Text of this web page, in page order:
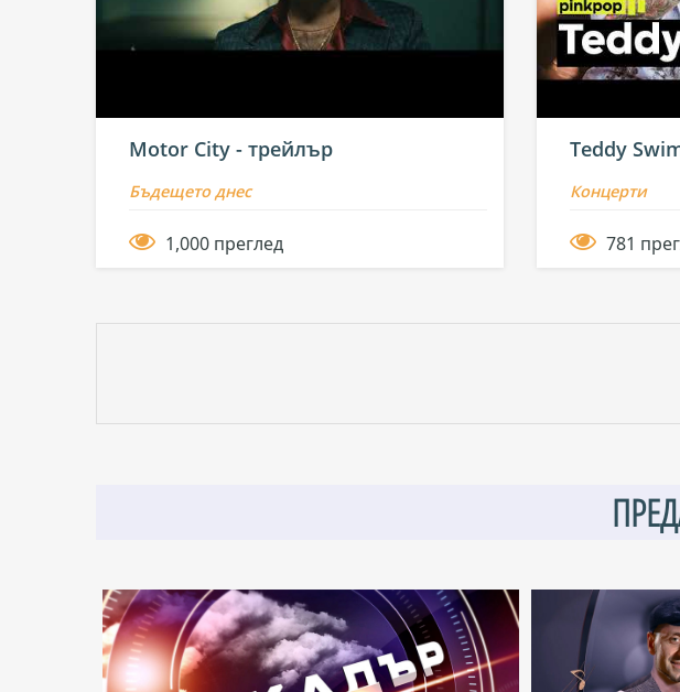
Motor City - трейлър
Бъдещето днес
1,000 преглед
Teddy
Концерти
781